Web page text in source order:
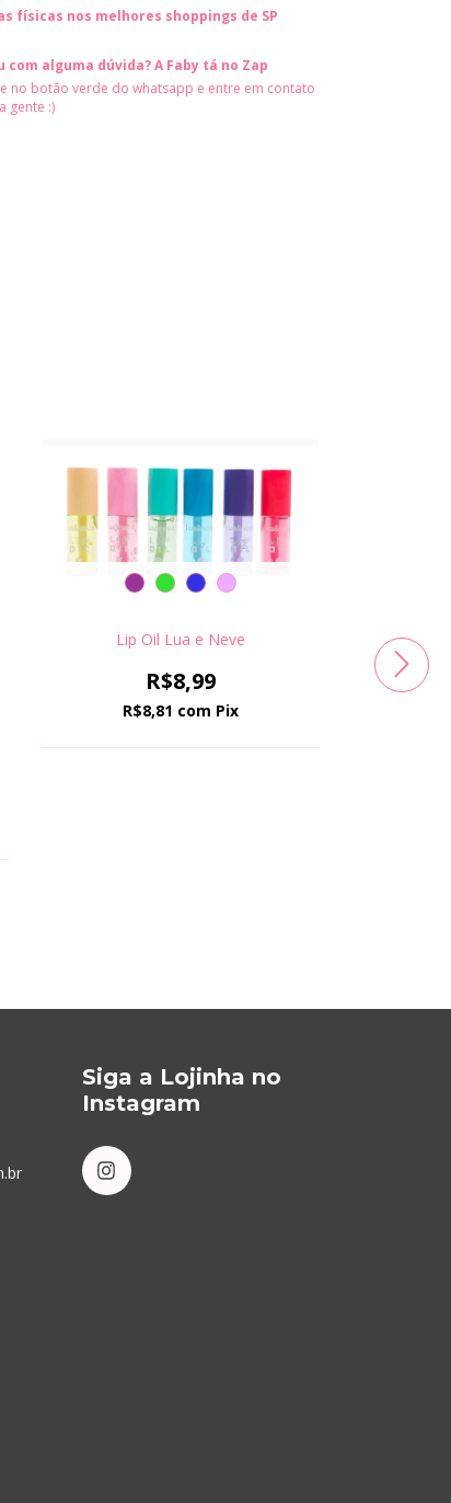
físicas nos melhores shoppings de SP
com alguma dúvida? A Faby tá no Zap
no botão verde do whatsapp e entre em contato
gente :)
Lip Oil Lua e Neve
R$8,99
R$8,81 com Pix
Siga a Lojinha no
Instagram